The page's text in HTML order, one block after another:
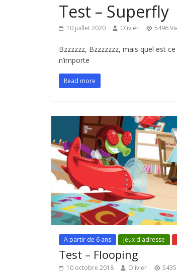
Test – Superfly
10 juillet 2020 Olivier 5496
Bzzzzzz, Bzzzzzzz, mais quel est
n’importe
Read more
A partir de 6 ans Jeux d'adresse
Test – Flooping
10 octobre 2018 Olivier